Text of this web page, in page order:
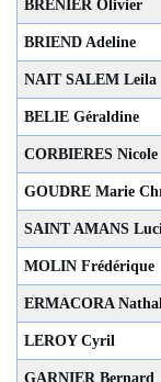
BRENIER Olivier
BRIEND Adeline
NAIT SALEM Leila
BELIE Géraldine
CORBIERES Nicole
GOUDRE Marie
SAINT AMANS
MOLIN Frédérique
ERMACORA
LEROY Cyril
GARNIER Bernard